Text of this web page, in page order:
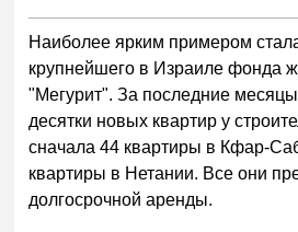
Наиболее ярким примером
крупнейшего в Израиле фонда
"Мегурит". За последние
десятки новых квартир у
сначала 44 квартиры в Кфар-
квартиры в Нетании. Все они
долгосрочной аренды.